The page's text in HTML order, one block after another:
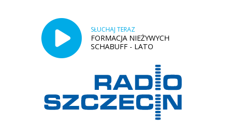
SŁUCHAJ TERAZ
FORMACJA NIEŻYWYCH
SCHABUFF - LATO